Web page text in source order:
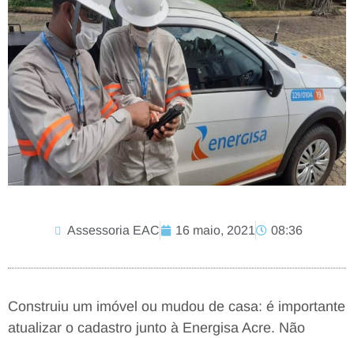
Assessoria EAC 16 maio, 2021 08:36
Construiu um imóvel ou mudou de casa: é importante
atualizar o cadastro junto à Energisa Acre. Não